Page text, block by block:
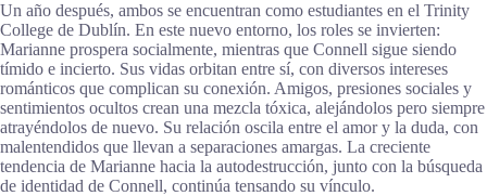
Un año después, ambos se encuentran como estudiantes en el Trinity
College de Dublín. En este nuevo entorno, los roles se invierten:
Marianne prospera socialmente, mientras que Connell sigue siendo
tímido e incierto. Sus vidas orbitan entre sí, con diversos intereses
románticos que complican su conexión. Amigos, presiones sociales y
sentimientos ocultos crean una mezcla tóxica, alejándolos pero siempre
atrayéndolos de nuevo. Su relación oscila entre el amor y la duda, con
malentendidos que llevan a separaciones amargas. La creciente
tendencia de Marianne hacia la autodestrucción, junto con la búsqueda
de identidad de Connell, continúa tensando su vínculo.